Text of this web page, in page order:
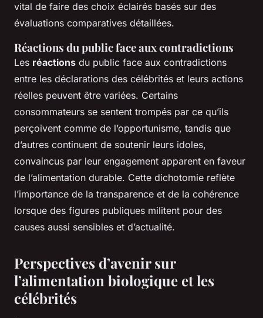
vital de faire des choix éclairés basés sur des
évaluations comparatives détaillées.
Réactions du public face aux contradictions
Les réactions du public face aux contradictions
entre les déclarations des célébrités et leurs actions
réelles peuvent être variées. Certains
consommateurs se sentent trompés par ce qu’ils
perçoivent comme de l’opportunisme, tandis que
d’autres continuent de soutenir leurs idoles,
convaincus par leur engagement apparent en faveur
de l’alimentation durable. Cette dichotomie reflète
l’importance de la transparence et de la cohérence
lorsque des figures publiques militent pour des
causes aussi sensibles et d’actualité.
Perspectives d’avenir sur
l’alimentation biologique et les
célébrités